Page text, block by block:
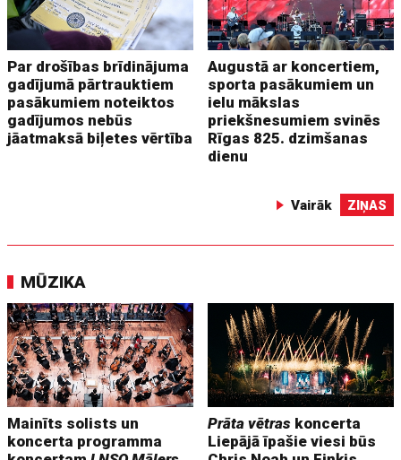
Par drošības brīdinājuma
gadījumā pārtrauktiem
pasākumiem noteiktos
gadījumos nebūs
jāatmaksā biļetes vērtība
Augustā ar koncertiem,
sporta pasākumiem un
ielu mākslas
priekšnesumiem svinēs
Rīgas 825. dzimšanas
dienu
Vairāk ZIŅAS
MŪZIKA
Mainīts solists un
koncerta programma
Prāta vētras koncerta
Liepājā īpašie viesi būs